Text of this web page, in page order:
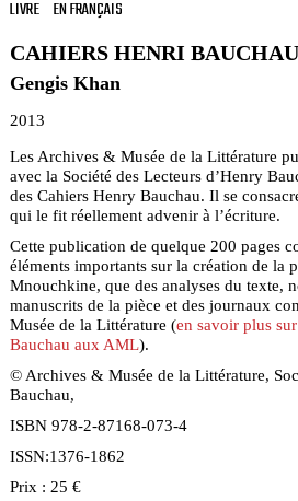
LIVRE EN FRANÇAIS
CAHIERS HENRI
Gengis Khan
2013
Les Archives & Musée de la Littérature
avec la Société des Lecteurs d’Henry
des Cahiers Henry Bauchau. Il se
qui le fit réellement advenir à l’écriture.
Cette publication de quelque 200 pages
éléments importants sur la création de la
Mnouchkine, que des analyses du texte,
manuscrits de la pièce et des journaux
Musée de la Littérature (en savoir plus
Bauchau aux AML).
© Archives & Musée de la Littérature,
Bauchau,
ISBN 978-2-87168-073-4
ISSN:1376-1862
Prix : 25 €